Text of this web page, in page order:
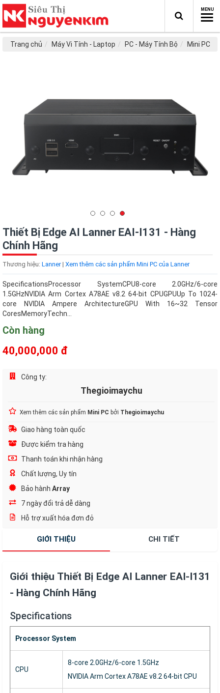
Trang chủ Máy Vi Tính - Laptop PC - Máy Tính Bộ Mini PC
Thiết Bị Edge AI Lanner EAI-I131 - Hàng
Chính Hãng
Thương hiệu: Lanner| Xem thêm các sản phẩm Mini PC của Lanner
SpecificationsProcessor SystemCPU8-core 2.0GHz/6-core
1.5GHzNVIDIA Arm Cortex A78AE v8.2 64-bit CPUGPUUp To 1024-
core NVIDIA Ampere ArchitectureGPU With 16~32 Tensor
CoresMemoryTechn...
Còn hàng
40,000,000 đ
Công ty:
Thegioimaychu
Xem thêm các sản phẩm Mini PC bởi Thegioimaychu
Giao hàng toàn quốc
Được kiểm tra hàng
Thanh toán khi nhận hàng
Chất lượng, Uy tín
Bảo hành Array
7 ngày đổi trả dễ dàng
Hỗ trợ xuất hóa đơn đỏ
GIỚI THIỆU CHI TIẾT
Giới thiệu Thiết Bị Edge AI Lanner EAI-I131
- Hàng Chính Hãng
Specifications
Processor System
CPU
8-core 2.0GHz/6-core 1.5GHz
NVIDIA Arm Cortex A78AE v8.2 64-bit CPU